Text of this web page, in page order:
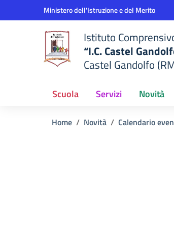
Vai ai contenuti
Vai al menu di navigazioneMinistero dell'Istruzione e del Merito
Istituto
“I.C. Castel
Castel Gandolfo
Scuola Servizi Novità
Home Novità Calendario